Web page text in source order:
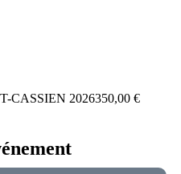
CASSIEN 2026350,00 €